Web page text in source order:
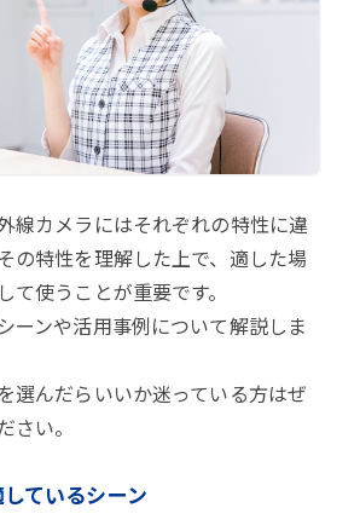
線カメラにはそれぞれの特性に違
の特性を理解した上で、適した場
て使うことが重要です。
ーンや活用事例について解説しま
選んだらいいか迷っている方はぜ
さい。
ているシーン